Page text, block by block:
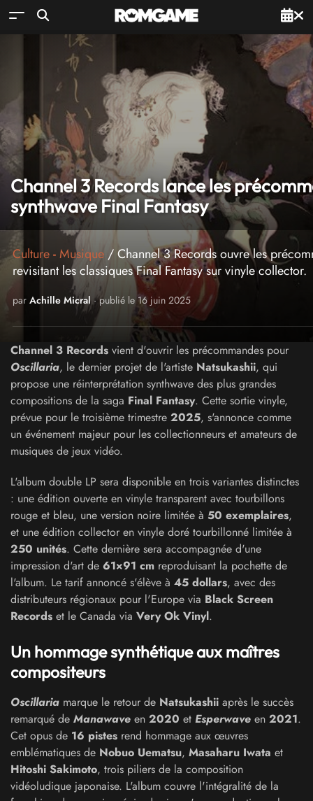
Channel 3 Records lance les
synthwave Final Fantasy
Culture-Musique / Channel 3 Records ouvre les
revisitant les classiques Final Fantasy sur vinyle collector.
par Achille Micral · publié le 16 juin 2025
Channel 3 Records vient d'ouvrir les précommandes pour
Oscillaria, le dernier projet de l'artiste Natsukashii, qui
propose une réinterprétation synthwave des plus grandes
compositions de la saga Final Fantasy. Cette sortie vinyle,
prévue pour le troisième trimestre 2025, s'annonce comme
un événement majeur pour les collectionneurs et amateurs de
musiques de jeux vidéo.
L'album double LP sera disponible en trois variantes distinctes
: une édition ouverte en vinyle transparent avec tourbillons
rouge et bleu, une version noire limitée à 50 exemplaires,
et une édition collector en vinyle doré tourbillonné limitée à
250 unités. Cette dernière sera accompagnée d'une
impression d'art de 61×91 cm reproduisant la pochette de
l'album. Le tarif annoncé s'élève à 45 dollars, avec des
distributeurs régionaux pour l'Europe via Black Screen
Records et le Canada via Very Ok Vinyl.
Un hommage synthétique aux maîtres
compositeurs
Oscillaria marque le retour de Natsukashii après le succès
remarqué de Manawave en 2020 et Esperwave en 2021.
Cet opus de 16 pistes rend hommage aux œuvres
emblématiques de Nobuo Uematsu, Masaharu Iwata et
Hitoshi Sakimoto, trois piliers de la composition
vidéoludique japonaise. L'album couvre l'intégralité de la